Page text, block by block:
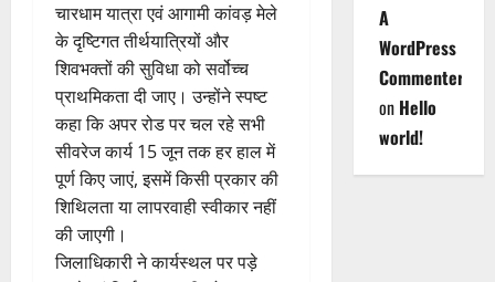
चारधाम यात्रा एवं आगामी कांवड़ मेले
के दृष्टिगत तीर्थयात्रियों और
शिवभक्तों की सुविधा को सर्वोच्च
प्राथमिकता दी जाए। उन्होंने स्पष्ट
कहा कि अपर रोड पर चल रहे सभी
सीवरेज कार्य 15 जून तक हर हाल में
पूर्ण किए जाएं, इसमें किसी प्रकार की
शिथिलता या लापरवाही स्वीकार नहीं
की जाएगी।
जिलाधिकारी ने कार्यस्थल पर पड़े
A
WordPress
Commenter
on Hello
world!